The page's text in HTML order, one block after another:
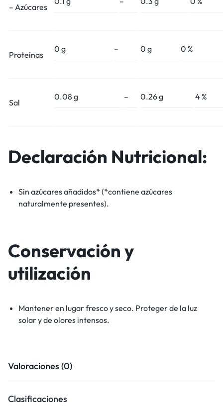
– Azúcares
Proteínas
0 g – 0 g 0 %
Sal
0.08 g – 0.26 g 4 %
Declaración Nutricional:
Sin azúcares añadidos* (*contiene azúcares
naturalmente presentes).
Conservación y
utilización
Mantener en lugar fresco y seco. Proteger de la luz
solar y de olores intensos.
Valoraciones (0)
Clasificaciones